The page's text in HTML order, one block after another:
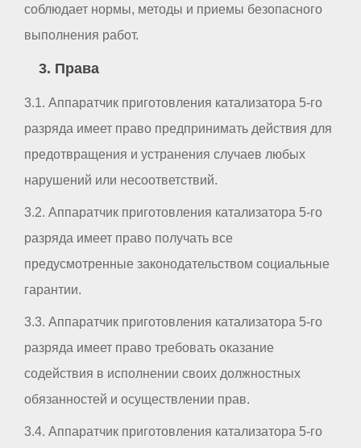
соблюдает нормы, методы и приемы безопасного
выполнения работ.
3. Права
3.1. Аппаратчик приготовления катализатора 5-го
разряда имеет право предпринимать действия для
предотвращения и устранения случаев любых
нарушений или несоответствий.
3.2. Аппаратчик приготовления катализатора 5-го
разряда имеет право получать все
предусмотренные законодательством социальные
гарантии.
3.3. Аппаратчик приготовления катализатора 5-го
разряда имеет право требовать оказание
содействия в исполнении своих должностных
обязанностей и осуществлении прав.
3.4. Аппаратчик приготовления катализатора 5-го